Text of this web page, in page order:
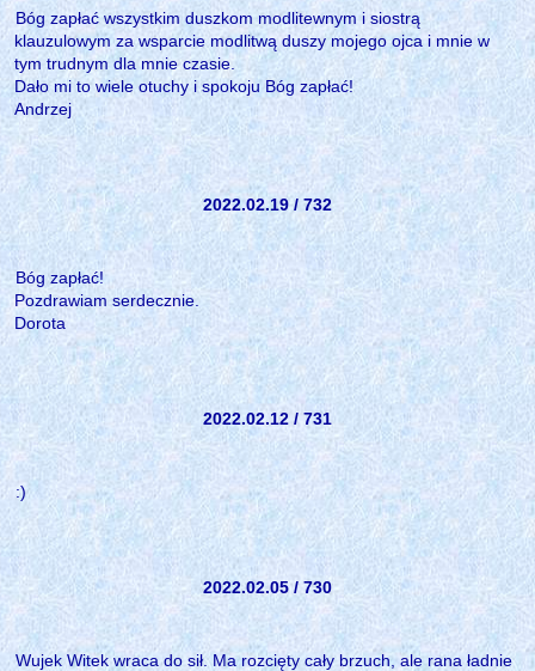
Bóg zapłać wszystkim duszkom modlitewnym i siostrą
klauzulowym za wsparcie modlitwą duszy mojego ojca i mnie w
tym trudnym dla mnie czasie.
Dało mi to wiele otuchy i spokoju Bóg zapłać!
Andrzej
2022.02.19 / 732
Bóg zapłać!
Pozdrawiam serdecznie.
Dorota
2022.02.12 / 731
:)
2022.02.05 / 730
Wujek Witek wraca do sił. Ma rozcięty cały brzuch, ale rana ładnie